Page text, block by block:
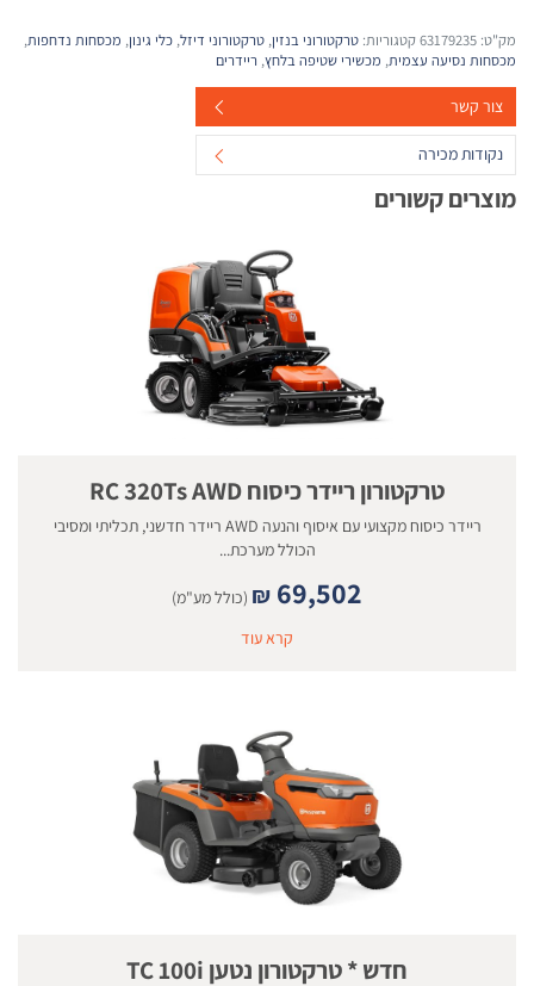
מק"ט: 63179235קטגוריות: טרקטורוני בנזין, טרקטורוני דיזל, כלי גינון, מכסחות נדחפות,
מכסחות נסיעה עצמית, מכשירי שטיפה בלחץ, ריידרים
צור קשר
נקודות מכירה
מוצרים קשורים
טרקטורון ריידר כיסוח RC 320Ts AWD
ריידר כיסוח מקצועי עם איסוף והנעה AWD ריידר חדשני, תכליתי ומסיבי
הכולל מערכת...
₪ 69,502
(כולל מע"מ)
קרא עוד
חדש * טרקטורון נטען TC 100i